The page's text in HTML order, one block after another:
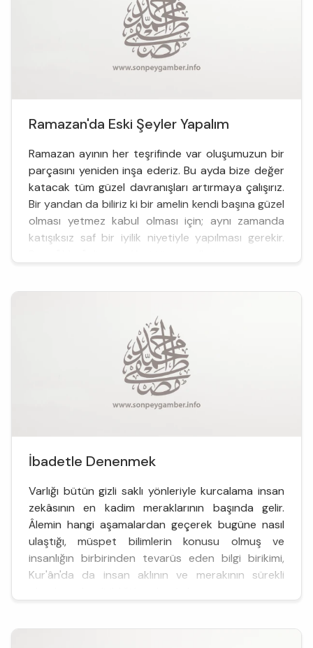
Ramazan'da Eski Şeyler Yapalım
Ramazan ayının her teşrifinde var oluşumuzun bir
parçasını yeniden inşa ederiz. Bu ayda bize değer
katacak tüm güzel davranışları artırmaya çalışırız.
Bir yandan da biliriz ki bir amelin kendi başına güzel
olması yetmez kabul olması için; aynı zamanda
katışıksız saf bir iyilik niyetiyle yapılması gerekir.
İbadetle Denenmek
Varlığı bütün gizli saklı yönleriyle kurcalama insan
zekâsının en kadim meraklarının başında gelir.
Âlemin hangi aşamalardan geçerek bugüne nasıl
ulaştığı, müspet bilimlerin konusu olmuş ve
insanlığın birbirinden tevarüs eden bilgi birikimi,
Kur'ân'da da insan aklının ve merakının sürekli